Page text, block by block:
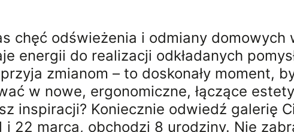
chęć odświeżenia i odmiany domowych
energii do realizacji odkładanych
zmianom – to doskonały moment,
w nowe, ergonomiczne, łączące
inspiracji? Koniecznie odwiedź galerię
22 marca, obchodzi 8 urodziny. Nie